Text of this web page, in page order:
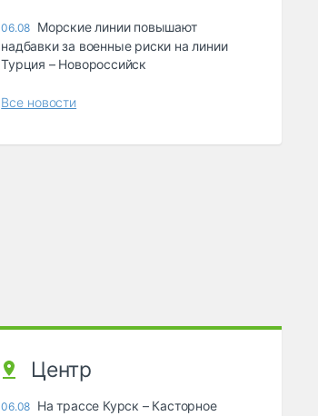
06.08 Морские линии повышают
надбавки за военные риски на линии
Турция – Новороссийск
Все новости
Центр
06.08 На трассе Курск – Касторное